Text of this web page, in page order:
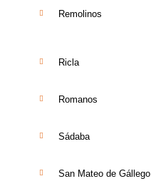
Remolinos
Ricla
Romanos
Sádaba
San Mateo de Gállego